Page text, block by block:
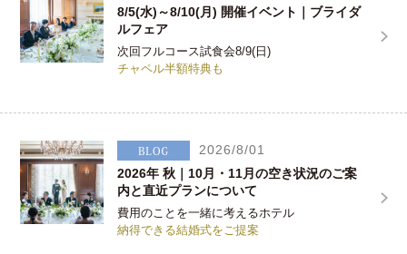
8/5(水)～8/10(月) 開催イベント｜ブライダ
ルフェア
次回フルコース試食会8/9(日)
チャペル半額特典も
2026/8/01
2026年 秋｜10月・11月の空き状況のご案
内と直近プランについて
費用のことを一緒に考えるホテル
納得できる結婚式をご提案